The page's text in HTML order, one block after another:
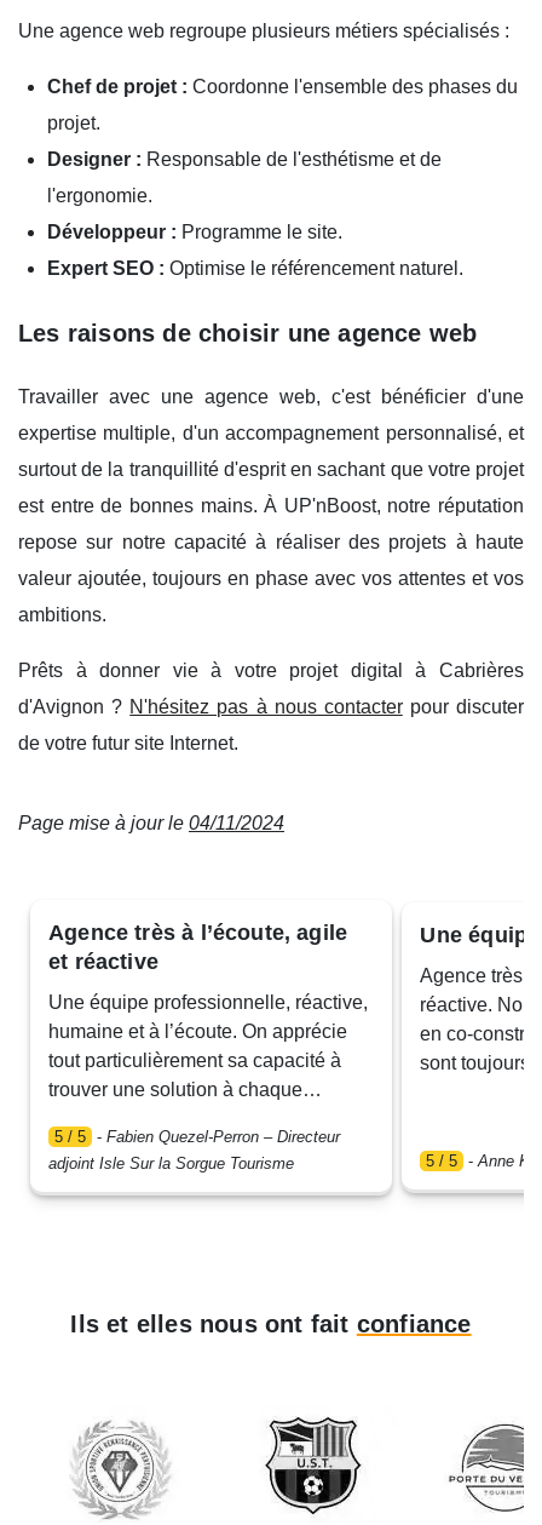
Une agence web regroupe plusieurs métiers spécialisés :
Chef de projet : Coordonne l'ensemble des phases du
projet.
Designer : Responsable de l'esthétisme et de
l'ergonomie.
Développeur : Programme le site.
Expert SEO : Optimise le référencement naturel.
Les raisons de choisir une agence web
Travailler avec une agence web, c'est bénéficier d'une
expertise multiple, d'un accompagnement personnalisé, et
surtout de la tranquillité d'esprit en sachant que votre projet
est entre de bonnes mains. À UP'nBoost, notre réputation
repose sur notre capacité à réaliser des projets à haute
valeur ajoutée, toujours en phase avec vos attentes et vos
ambitions.
Prêts à donner vie à votre projet digital à Cabrières
d'Avignon ? N'hésitez pas à nous contacterpour discuter
de votre futur site Internet.
Page mise à jour le 04/11/2024
Agence très à l’écoute, agile
et réactive
Une équipe professionnelle, réactive,
humaine et à l’écoute. On apprécie
tout particulièrement sa capacité à
trouver une solution à chaque
5 / 5 - Fabien Quezel-Perron – Directeur
adjoint Isle Sur la Sorgue Tourisme
Une
Agence très
réactive.
en co-
sont toujours
5 / 5 -Anne
Ils et elles nous ont fait confiance